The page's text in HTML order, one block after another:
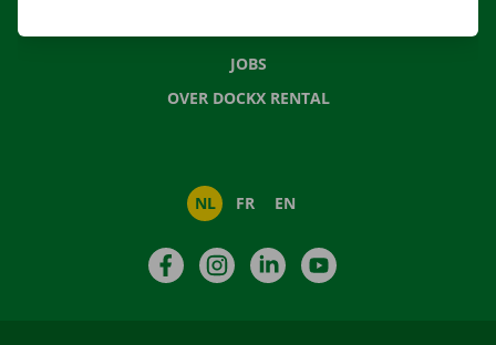
JOBS
OVER DOCKX RENTAL
NL FR EN
FacebookInstagramLinkedIn